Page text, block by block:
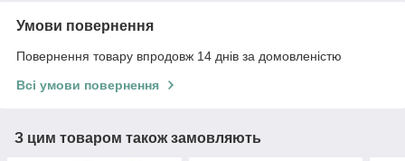
Умови повернення
Повернення товару впродовж 14 днів за домовленістю
Всі умови повернення
З цим товаром також замовляють